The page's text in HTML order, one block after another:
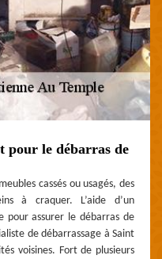
pour le débarras de
cassés ou usagés, des
à craquer. L’aide d’un
pour assurer le débarras de
de débarrassage à Saint
voisines. Fort de plusieurs